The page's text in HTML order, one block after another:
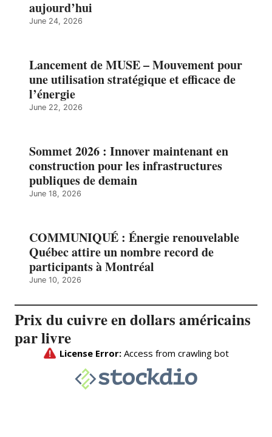
aujourd’hui
June 24, 2026
Lancement de MUSE – Mouvement pour
une utilisation stratégique et efficace de
l’énergie
June 22, 2026
Sommet 2026 : Innover maintenant en
construction pour les infrastructures
publiques de demain
June 18, 2026
COMMUNIQUÉ : Énergie renouvelable
Québec attire un nombre record de
participants à Montréal
June 10, 2026
Prix du cuivre en dollars américains
par livre